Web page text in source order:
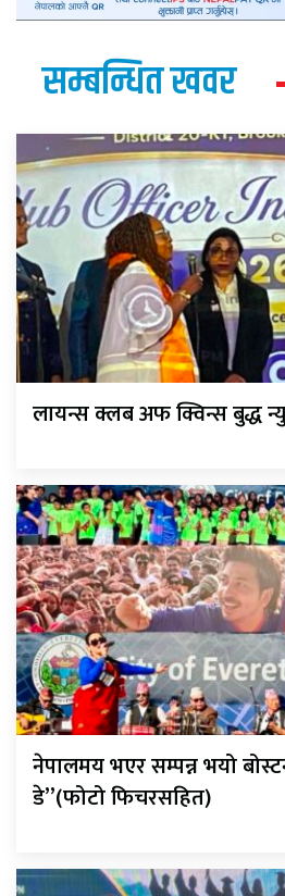
सम्बन्धित खवर
लायन्स क्लब अफ क्विन्स बुद्ध
नेपालमय भएर सम्पन्न भयो
डे”(फोटो फिचरसहित)